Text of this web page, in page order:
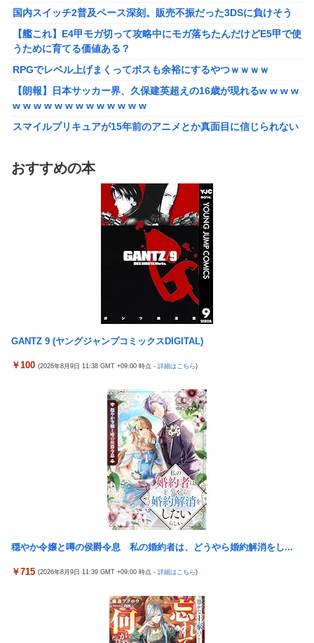
【艦これ】E4甲モガ切って攻略中にモガ落ちたんだけどE5甲で使
うために育てる価値ある？
RPGでレベル上げまくってボスも余裕にするやつｗｗｗｗ
【泣】年配夫婦が営む中華屋さん、休業を知らせる貼り紙に応援
コメントが続々と
【画像】森高千里（18）「私がオバさんになったらミニスカート
は無理よ」→現在ｗｗｗｗ
人「あんな奴居ねえよ」
シカ「ヒマワリ全部喰った」 郡山布引風の高原まつり中止
【画像あり】居酒屋「6人で長居して会計4939円！喋りたいだけ
なら公園に行ってくれ（怒」
【悲報】ちいかわ作者さん、「総額30億超」の大豪邸を建て
【鼻水】お灸堂の院長先生による「鼻がつらい時の対処法」誰で
【悲報】高市内閣、消費税1％表明でも支持率下落 →ついに６割
日本の防衛白書、ついに青春アニメ化ｗｗｗ 国防を語る本なのに
【画像】廃墟化したレンタルビデオ屋、そのまま時が止まってし
まっていると話題にｗｗｗｗ
【悲報】女性配信者「アスペの検査してみた…みんなこれわかる
【画像】ハンターハンターさん、ガチで最強の新能力を登場させ
てしまうｗｗｗｗｗｗｗ
【画像】週刊少年マガジン、限界突破
【動画】甲子園の女性審判、大誤審で炎上
最新の「発売日告知トレーラー」も公開！
日本に対抗報復時、韓国のGDP3.1%減少…韓国の被害がより大き
バスケットボールは最終Qだけ見ればいい論
国内スイッチ2普及ペース深刻。販売不振だった3DSに負けそう
【艦これ】E4甲モガ切って攻略中にモガ落ちたんだけどE5甲で使
うために育てる価値ある？
RPGでレベル上げまくってボスも余裕にするやつｗｗｗｗ
【朗報】日本サッカー界、久保建英超えの16歳が現れるw w w w
w w w w w w w w w w w w w
スマイルプリキュアが15年前のアニメとか真面目に信じられない
【愕然】自称グルメ「やっぱりフグ刺しは旨い！ｗ」 ワイ「あ
のさ・・・」 →
【悲報】メイドインアビスの主題歌、ホロライブに決まって大炎
【朗報】女子高 生レイヤー、臭いやつに苦言 「洋服は一回全部
熱湯につけよう！洗濯機はキッチンハイター薄めた水で一回まわ
【悲報】高市内閣、消費税1％表明でも支持率下落 →ついに６割
日本の防衛白書、ついに青春アニメ化ｗｗｗ 国防を語る本なのに
表紙が謎すぎる
生ｗｗｗｗｗｗ
「神聖なる場所です」靖国神社、境内におけるコスプレや軍装の
日本に対抗報復時、韓国のGDP3.1%減少…韓国の被害がより大き
実際『ゼルダ 時オカ』→『風タク』の時の空気感を知りたい
チェリ男の悠遊自適 #608【オススメを選ぶ時の注意点！？】
THE NEUTRALのしげるさんのパチンココラボイベント動画が公
開される！めっちゃ楽しそうだな！！！
なんでパチンコってこんな回らなくなったんだろうな…源さんと
アクセルワールドのパチンコが相当やばいらしい… 打った人「剣
【動画】 可愛い元気なバイトの女の子！ホテルへ。寝ている彼女
のマ●コをそーっとイジイジ 笑
おすすめの本
GANTZ 9 (ヤングジャンプコミックスDIGITAL)
￥100 (2026年8月9日 11:38 GMT +09:00 時点 - 詳細はこちら)
穏やか令嬢と噂の侯爵令息 私の婚約者は、どうやら婚約解消をし...
￥715 (2026年8月9日 11:39 GMT +09:00 時点 - 詳細はこちら)